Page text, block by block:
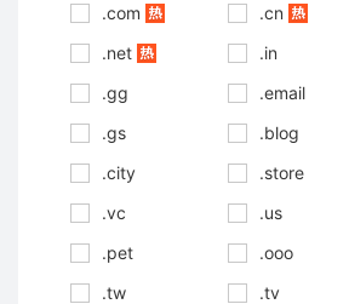
.com
.cn
.net
.in
.gg
.email
.gs
.blog
.city
.store
.vc
.us
.pet
.ooo
.tw
.tv